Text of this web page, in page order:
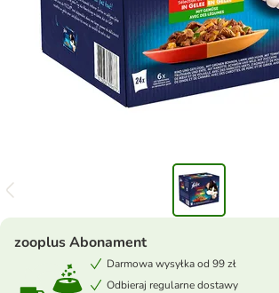
zooplus Abonament
Darmowa wysyłka od 99 zł
Odbieraj regularne dostawy